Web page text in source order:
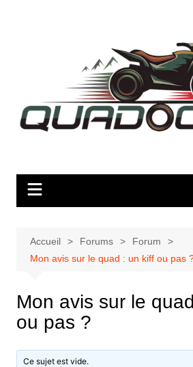
Accueil Forums
Forum
Mon avis sur le quad : un kiff ou pas
Mon avis sur le
ou pas ?
Ce sujet est vide.